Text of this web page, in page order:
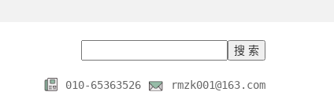
010-65363526 rmzk001@163.com